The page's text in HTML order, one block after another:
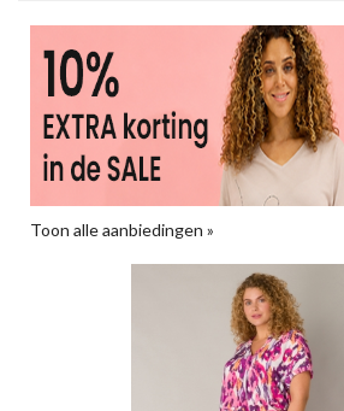
Toon alle aanbiedingen »